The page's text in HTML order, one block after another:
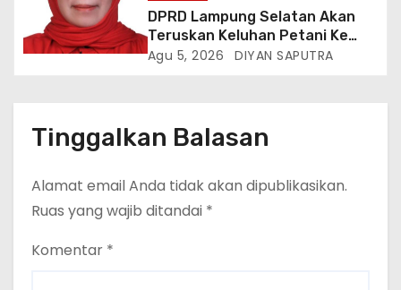
DPRD Lampung Selatan Akan
Teruskan Keluhan Petani Ke
Dinas Terkait, Minta Audit
Agu 5, 2026 DIYAN SAPUTRA
Tinggalkan Balasan
Alamat email Anda tidak akan dipublikasikan.
Ruas yang wajib ditandai *
Komentar *